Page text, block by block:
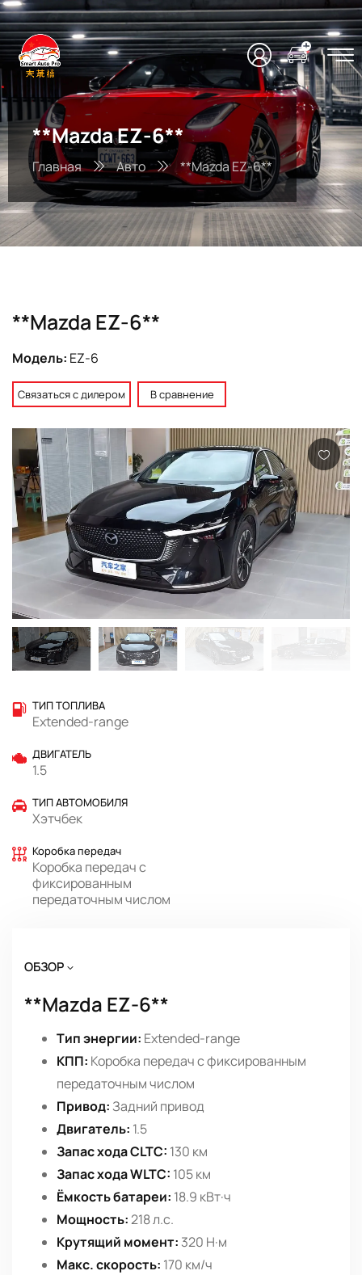
**Mazda EZ-6**
Главная Авто **Mazda EZ-6**
**Mazda EZ-6**
Модель: EZ-6
Связаться с дилером В сравнение
ТИП ТОПЛИВА
Extended-range
ДВИГАТЕЛЬ
1.5
ТИП АВТОМОБИЛЯ
Хэтчбек
Коробка передач
Коробка передач с
фиксированным
передаточным числом
ОБЗОР
**Mazda EZ-6**
Тип энергии: Extended-range
КПП: Коробка передач с фиксированным
передаточным числом
Привод: Задний привод
Двигатель: 1.5
Запас хода CLTC: 130 км
Запас хода WLTC: 105 км
Ёмкость батареи: 18.9 кВт·ч
Мощность:218 л.с.
Крутящий момент: 320 Н·м
Макс. скорость: 170 км/ч